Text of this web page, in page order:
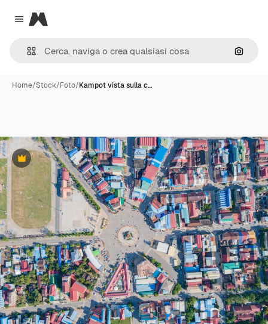
Close menu
Magnific
Cerca
Home/Stock/Foto/Kampot vista sulla c…
Premium